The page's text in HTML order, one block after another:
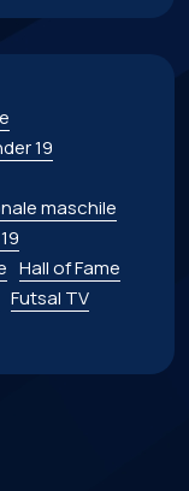
19
maschile
Hall of Fame
Futsal TV